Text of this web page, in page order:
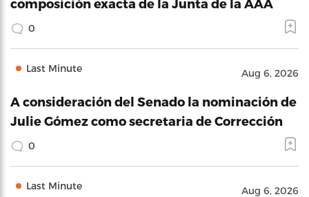
composición exacta de la Junta de la AAA
0
Last Minute Aug 6, 2026
A consideración del Senado la nominación de
Julie Gómez como secretaria de Corrección
0
Last Minute Aug 6, 2026